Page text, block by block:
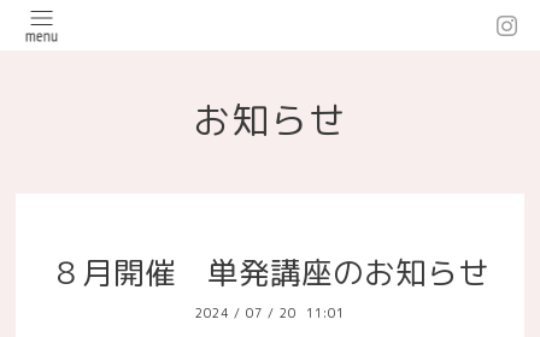
お知らせ
８月開催 単発講座のお知らせ
2024 / 07 / 20 11:01